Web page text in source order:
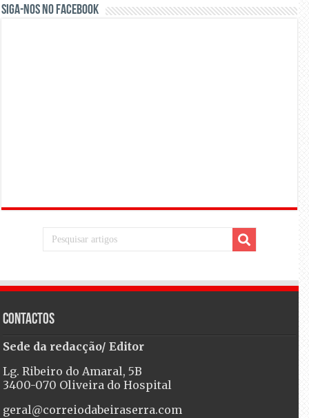
Siga-nos no Facebook
Contactos
Sede da redacção/ Editor
Lg. Ribeiro do Amaral, 5B
3400-070 Oliveira do Hospital
geral@correiodabeiraserra.com